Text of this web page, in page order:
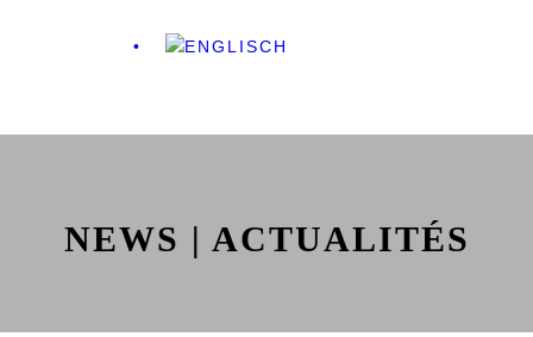
NEWS | ACTUALITÉS